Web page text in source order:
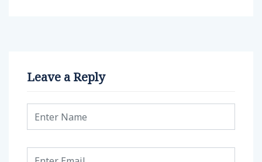
Leave a Reply